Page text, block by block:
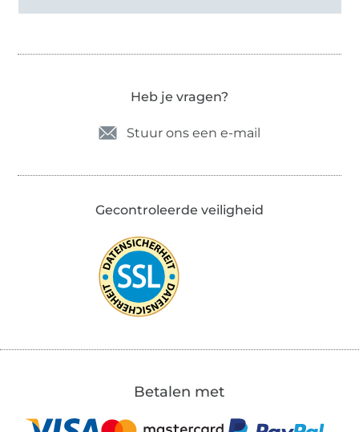
Heb je vragen?
Stuur ons een e-mail
Gecontroleerde veiligheid
Betalen met